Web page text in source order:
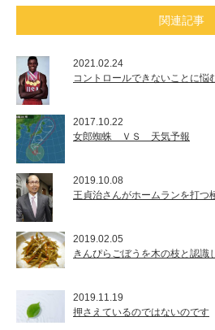
関連記事
2021.02.24
コントロールできないことに悩
2017.10.22
女郎蜘蛛 ＶＳ 天気予報
2019.10.08
王貞治さんがホームランを打つ
2019.02.05
きんぴらごぼうを木の枝と認識
2019.11.19
押さえているのではないのです